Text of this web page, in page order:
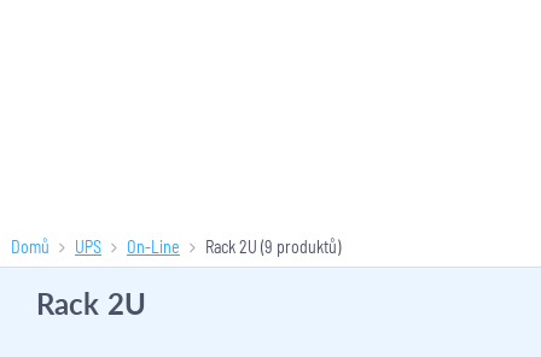
Domů UPS On-Line Rack 2U (9 produktů)
Rack 2U